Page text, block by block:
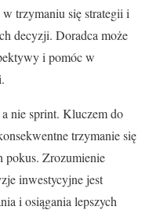
trzymaniu się strategii i
decyzji. Doradca może
i pomóc w
nie sprint. Kluczem do
trzymanie się
pokus. Zrozumienie
inwestycyjne jest
i osiągania lepszych